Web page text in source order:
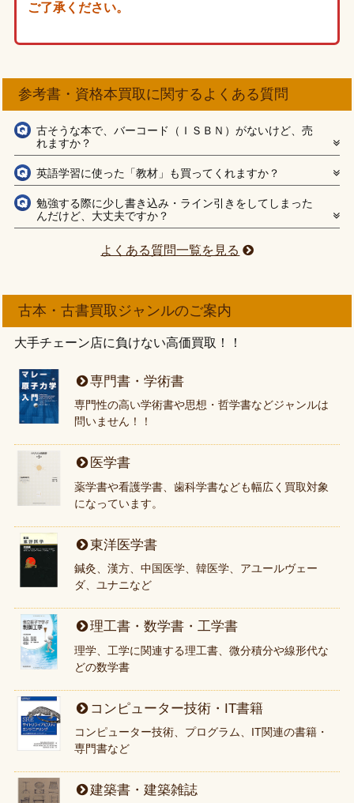
ご了承ください。
参考書・資格本買取に関するよくある質問
古そうな本で、バーコード（ＩＳＢＮ）がないけど、売
れますか？
英語学習に使った「教材」も買ってくれますか？
勉強する際に少し書き込み・ライン引きをしてしまった
んだけど、大丈夫ですか？
よくある質問一覧を見る
古本・古書買取ジャンルのご案内
大手チェーン店に負けない高価買取！！
専門書・学術書
専門性の高い学術書や思想・哲学書などジャンルは
問いません！！
医学書
薬学書や看護学書、歯科学書なども幅広く買取対象
になっています。
東洋医学書
鍼灸、漢方、中国医学、韓医学、アユールヴェー
ダ、ユナニなど
理工書・数学書・工学書
理学、工学に関連する理工書、微分積分や線形代な
どの数学書
コンピューター技術・IT書籍
コンピューター技術、プログラム、IT関連の書籍・
専門書など
建築書・建築雑誌